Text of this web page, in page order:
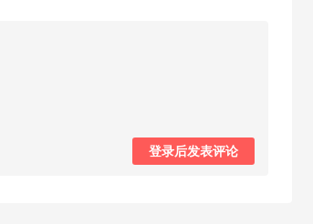
登录后发表评论
柏瑞美黑瓶和白瓶哪个好用？混油皮选了